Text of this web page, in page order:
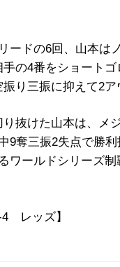
ードの6回、山本は
の4番をショートゴ
り三振に抑えて2ア
抜けた山本は、メ
9奪三振2失点で勝
ワールドシリーズ
レッズ】